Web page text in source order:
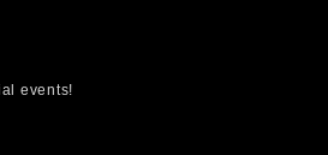
events!